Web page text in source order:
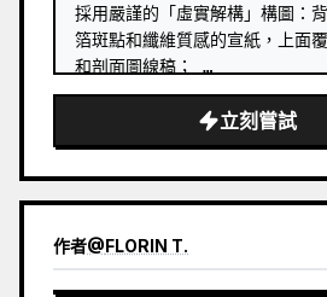
採用嚴謹的「虛實解構」構圖：
箔斑點和纖維質感的宣紙，上面
和剖面圖線稿； …
立刻嘗試
作者@FLORIN T.